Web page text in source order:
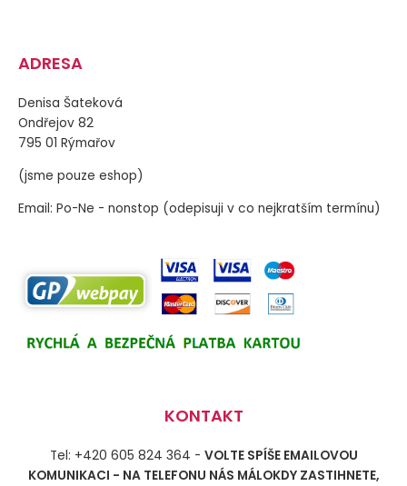
ADRESA
Denisa Šateková
Ondřejov 82
795 01 Rýmařov
(jsme pouze eshop)
Email: Po-Ne - nonstop (odepisuji v co nejkratším termínu)
KONTAKT
Tel: +420 605 824 364 - VOLTE SPÍŠE EMAILOVOU
KOMUNIKACI - NA TELEFONU NÁS MÁLOKDY ZASTIHNETE,